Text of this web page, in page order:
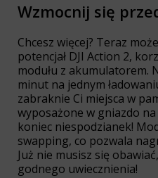
Wzmocnij się
Chcesz więcej? Teraz
potencjał DJI Action 2,
modułu z akumulatorem.
minut na jednym
zabraknie Ci miejsca w
wyposażone w gniazdo
koniec niespodzianek!
swapping, co pozwala
Już nie musisz się
godnego uwiecznienia!